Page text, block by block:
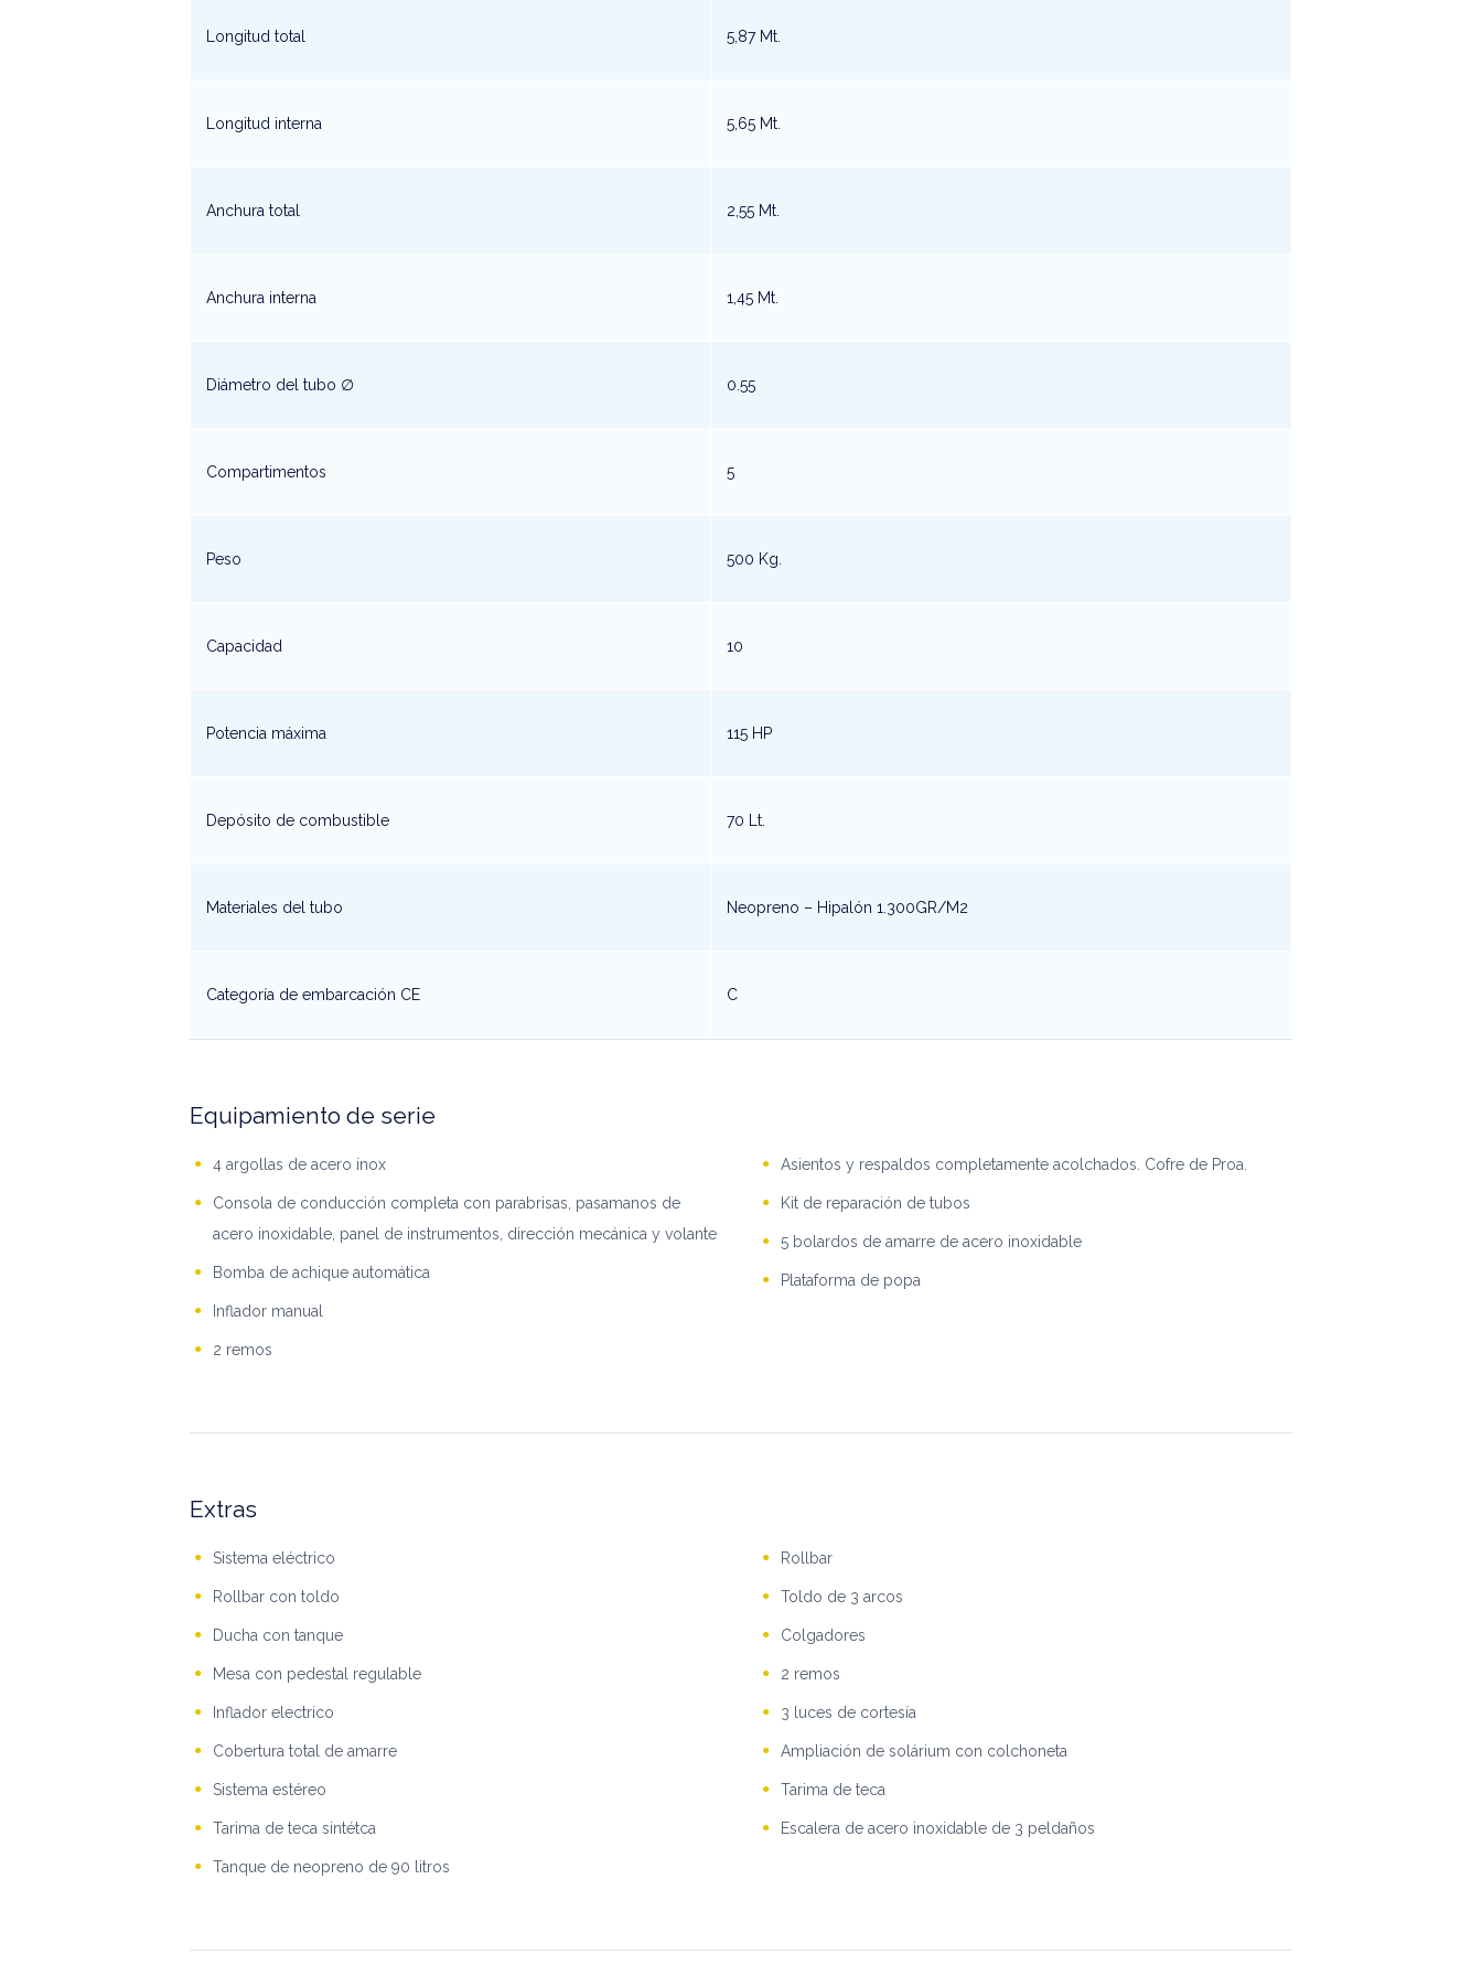
Longitud total 5,87 Mt.
Longitud interna 5,65 Mt.
Anchura total 2,55 Mt.
Anchura interna 1,45 Mt.
Diámetro del tubo ∅ 0.55
Compartimentos 5
Peso 500 Kg.
Capacidad 10
Potencia máxima 115 HP
Depósito de combustible 70 Lt.
Materiales del tubo Neopreno – Hipalón 1.300GR/M2
Categoría de embarcación CE C
Equipamiento de serie
4 argollas de acero inox
Consola de conducción completa con parabrisas, pasamanos de
acero inoxidable, panel de instrumentos, dirección mecánica y volante
Bomba de achique automática
Inflador manual
2 remos
Asientos y respaldos completamente acolchados. Cofre de Proa.
Kit de reparación de tubos
5 bolardos de amarre de acero inoxidable
Plataforma de popa
Extras
Sistema eléctrico
Rollbar con toldo
Ducha con tanque
Mesa con pedestal regulable
Inflador electrico
Cobertura total de amarre
Sistema estéreo
Tarima de teca sintétca
Tanque de neopreno de 90 litros
Rollbar
Toldo de 3 arcos
Colgadores
2 remos
3 luces de cortesía
Ampliación de solárium con colchoneta
Tarima de teca
Escalera de acero inoxidable de 3 peldaños